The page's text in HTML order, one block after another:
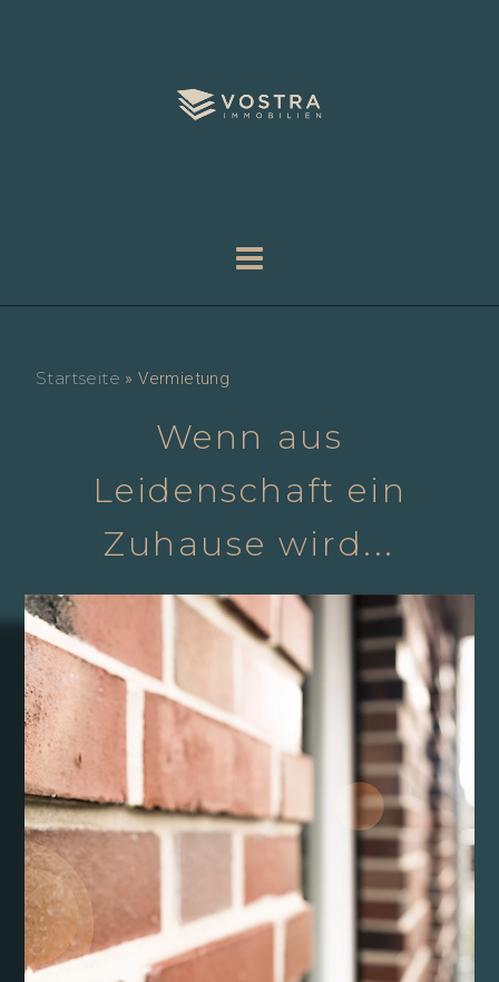
Startseite »Vermietung
Wenn aus
Leidenschaft ein
Zuhause wird...